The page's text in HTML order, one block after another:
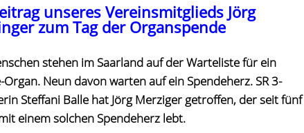
unseres Vereinsmitglieds Jörg
zum Tag der Organspende
stehen im Saarland auf der Warteliste für ein
Organ. Neun davon warten auf ein Spendeherz. SR 3-
Steffani Balle hat Jörg Merziger getroffen, der seit fünf
einem solchen Spendeherz lebt.